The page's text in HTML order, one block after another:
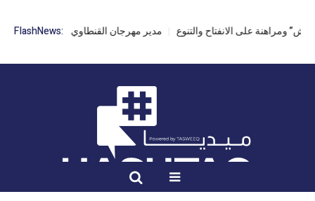
FlashNews:
مدير مهرجان القنطاوي: الدورة 42 مهددة بسبب تأخر